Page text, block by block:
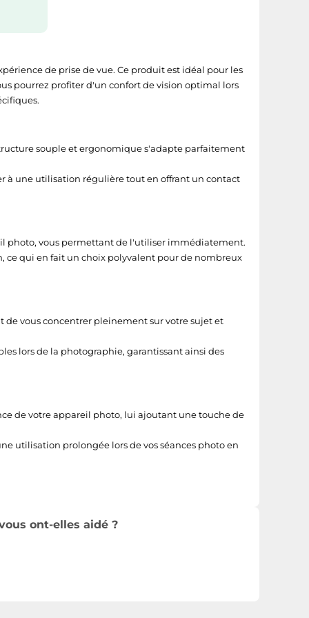
de prise de vue. Ce produit est idéal pour les
pourrez profiter d'un confort de vision optimal lors
souple et ergonomique s'adapte parfaitement
à une utilisation régulière tout en offrant un contact
photo, vous permettant de l'utiliser immédiatement.
ce qui en fait un choix polyvalent pour de nombreux
de vous concentrer pleinement sur votre sujet et
lors de la photographie, garantissant ainsi des
de votre appareil photo, lui ajoutant une touche de
utilisation prolongée lors de vos séances photo en
ont-elles aidé ?